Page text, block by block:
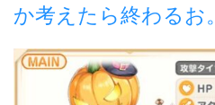
か考えたら終わるお。